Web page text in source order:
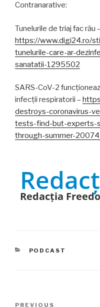
Contranarative:
Tunelurile de triaj fac rău –
https://www.digi24.ro/
tunelurile-care-ar-
sanatatii-1295502
SARS-CoV-2
infecții respiratorii –
destroys-coronavirus-
tests-find-but-experts-
through-summer-
Redacția
CATEGORIES
PODCAST
PREVIOUS